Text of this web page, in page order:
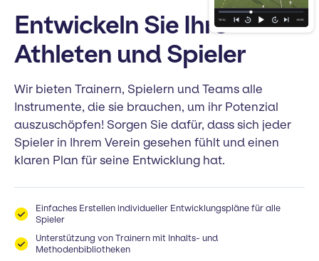
Entwickeln Sie Ihre
Athleten und Spieler
Wir bieten Trainern, Spielern und Teams alle
Instrumente, die sie brauchen, um ihr Potenzial
auszuschöpfen! Sorgen Sie dafür, dass sich jeder
Spieler in Ihrem Verein gesehen fühlt und einen
klaren Plan für seine Entwicklung hat.
Einfaches Erstellen individueller Entwicklungspläne für alle
Spieler
Unterstützung von Trainern mit Inhalts- und
Methodenbibliotheken